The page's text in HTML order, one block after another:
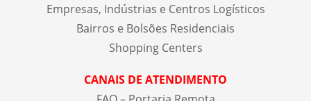
Empresas, Indústrias e Centros Logísticos
Bairros e Bolsões Residenciais
Shopping Centers
CANAIS DE ATENDIMENTO